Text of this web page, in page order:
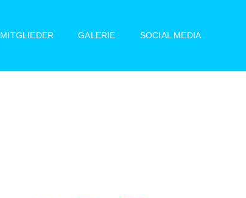
MITGLIEDER GALERIE SOCIAL MEDIA